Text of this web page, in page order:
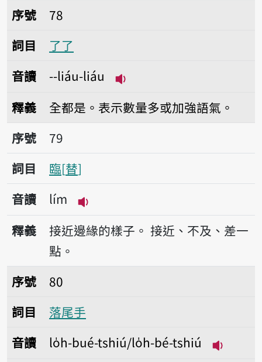
序號78了了
序號
78
詞目
了了
音讀
--liáu-liáu
釋義
全都是。表示數量多或加強語氣。
序號79臨
序號
79
詞目
臨 替
音讀
lím
播放音讀lím
釋義 接近邊緣的樣子。 接近、不及、差一
點。
序號80落尾手
序號
80
詞目
落尾手
音讀
lo̍h-bué-tshiú/lo̍h-bé-tshiú